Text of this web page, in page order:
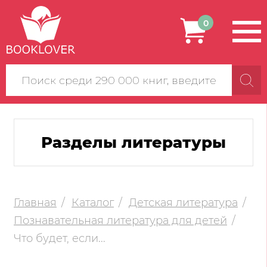
Поиск
по
сайту
0
Разделы литературы
Главная Каталог
Детская литература
Познавательная литература для детей
Что будет, если...